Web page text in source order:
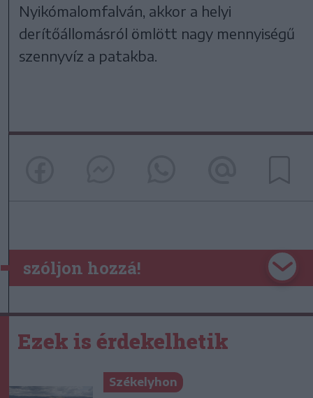
Nyikómalomfalván, akkor a helyi
derítőállomásról ömlött nagy mennyiségű
szennyvíz a patakba.
szóljon hozzá!
Ezek is érdekelhetik
Székelyhon